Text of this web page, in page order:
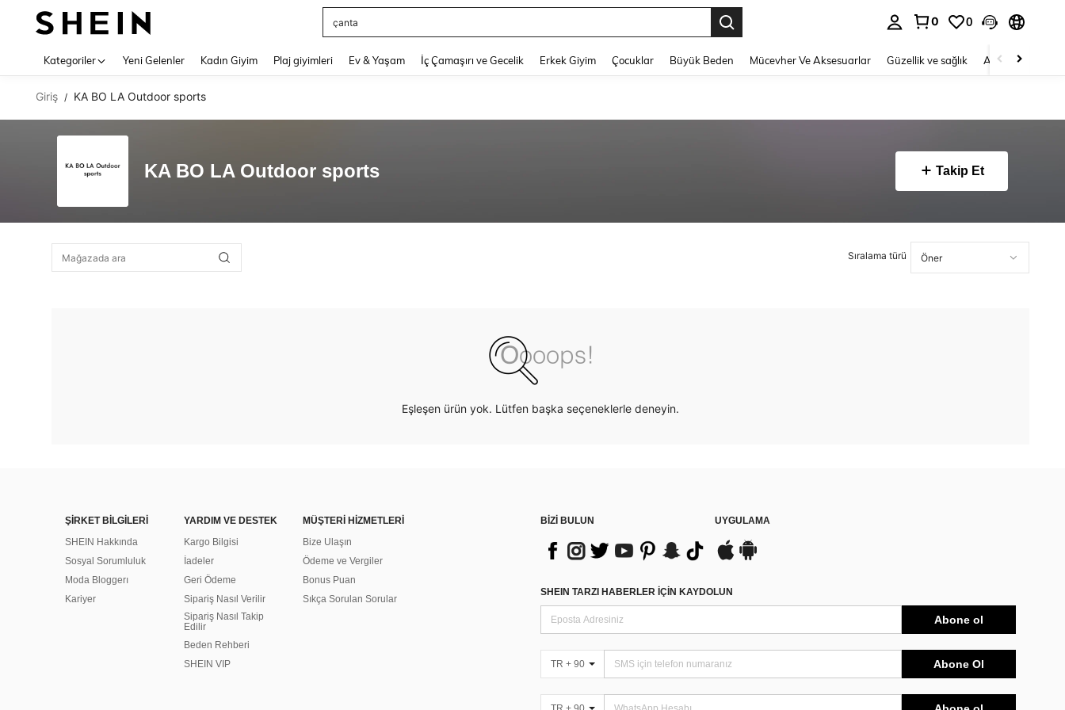
çanta
0 0
Kategoriler Yeni Gelenler Kadın Giyim Plaj giyimleri Ev & Yaşam İç Çamaşırı ve Gecelik Erkek Giyim Çocuklar Büyük Beden Mücevher Ve Aksesuarlar Güzellik ve sağlık Ayakkabı
Giriş / KA BO LA Outdoor sports
KA BO LA Outdoor sports Takip Et
Sıralama türü
Eşleşen ürün yok. Lütfen başka seçeneklerle deneyin.
ŞİRKET BİLGİLERİ
SHEIN Hakkında
Sosyal Sorumluluk
Moda Bloggerı
Kariyer
YARDIM VE DESTEK
Kargo Bilgisi
İadeler
Geri Ödeme
Sipariş Nasıl Verilir
Sipariş Nasıl Takip
Edilir
Beden Rehberi
SHEIN VIP
MÜŞTERİ HİZMETLERİ
Bize Ulaşın
Ödeme ve Vergiler
Bonus Puan
Sıkça Sorulan Sorular
BİZİ BULUN UYGULAMA
SHEIN TARZI HABERLER IÇIN KAYDOLUN
Abone ol
TR + 90 Abone Ol